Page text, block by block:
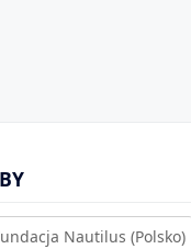
Nautilus (Polsko)